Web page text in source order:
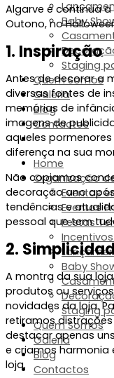
Baby
Staging
Quem Somos
Galeria
Blog
Contactos
Home
Organização
Eventos
Eventos
Festas
Baby
Staging
Quem Somos
Galeria
Blog
Contactos
Algarve e continua
Outono, no
1. Inspiração
Antes de decorar a
diversas fontes de
memórias de
imagens de
aqueles
diferença na sua
Não copiamos
decoração ano
tendências e
pessoal que tem
2.
A montra da sua loja
produtos ou
novidades da loja.
retiramosdistrações
destacar apenas
e criamos harmonia
loja.